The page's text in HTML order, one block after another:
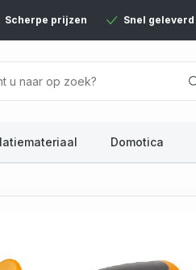
Scherpe prijzen Snel geleverd
Domotica